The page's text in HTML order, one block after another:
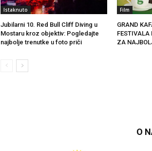
Istaknuto
Jubilarni 10. Red Bull Cliff Diving u
Mostaru kroz objektiv: Pogledajte
najbolje trenutke u foto priči
Film
GRAND
FESTIVALA
ZA
O